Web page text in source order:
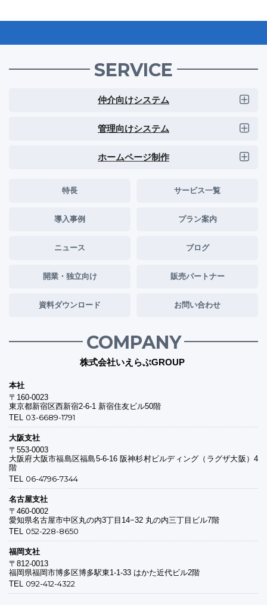
SERVICE
仲介向けシステム
管理向けシステム
ホームページ制作
特長 サービス一覧
導入事例 プラン案内
ニュース ブログ
開業・独立向け 販売パートナー
資料ダウンロード お問い合わせ
COMPANY
株式会社いえらぶGROUP
本社
〒160-0023
東京都新宿区西新宿2-6-1 新宿住友ビル50階
TEL 03-6689-1791
大阪支社
〒553-0003
大阪府大阪市福島区福島5-6-16 阪神杉村ビルディング（ラグザ大阪）4
階
TEL 06-4796-7344
名古屋支社
〒460-0002
愛知県名古屋市中区丸の内3丁目14−32 丸の内三丁目ビル7階
TEL 052-228-8650
福岡支社
〒812-0013
福岡県福岡市博多区博多駅東1-1-33 はかた近代ビル2階
TEL 092-412-4322